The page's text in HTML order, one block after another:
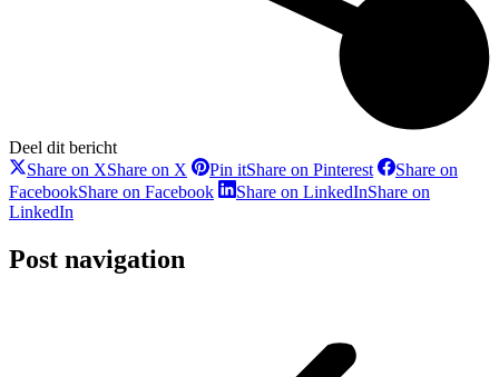
Deel dit bericht
Share on XShare on X Pin itShare on Pinterest
Share on
FacebookShare on Facebook Share on LinkedInShare on
LinkedIn
Post navigation